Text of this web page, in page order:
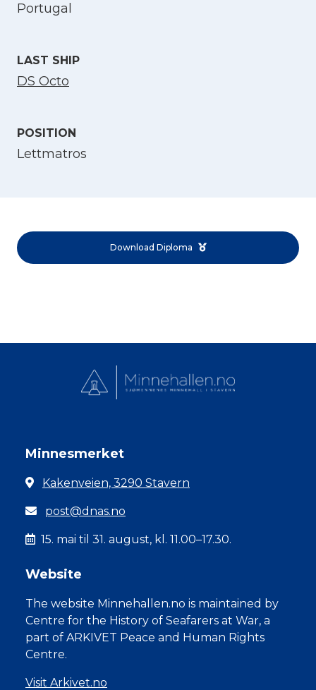
Portugal
LAST SHIP
DS Octo
POSITION
Lettmatros
Download Diploma
Minnesmerket
Kakenveien, 3290 Stavern
post@dnas.no
15. mai til 31. august, kl. 11.00–17.30.
Website
The website Minnehallen.no is maintained by
Centre for the History of Seafarers at War, a
part of ARKIVET Peace and Human Rights
Centre.
Visit Arkivet.no
Norsk bokmål